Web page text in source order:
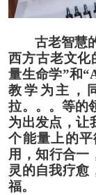
古老智慧
西方古老文化
量生命学”和“
教学为主
，
拉。。。 等的
为出发点 ，让
个能量上的
用 ，知行合一
灵的自我疗愈
福。